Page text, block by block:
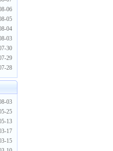
06
05
04
03
30
29
28
03
25
13
17
15